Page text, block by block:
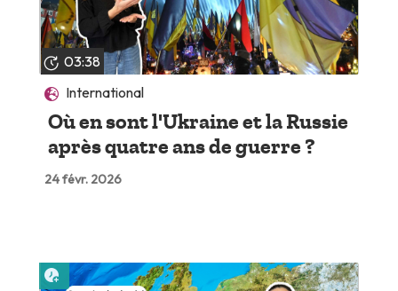
03:38
International
Où en sont l'Ukraine et la Russie
après quatre ans de guerre ?
24 févr. 2026
Lire plus tard